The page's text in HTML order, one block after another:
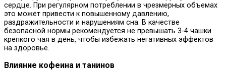
сердце. При регулярном потреблении в чрезмерных объемах
это может привести к повышенному давлению,
раздражительности и нарушениям сна. В качестве
безопасной нормы рекомендуется не превышать 3-4 чашки
крепкого чая в день, чтобы избежать негативных эффектов
на здоровье.
Влияние кофеина и танинов